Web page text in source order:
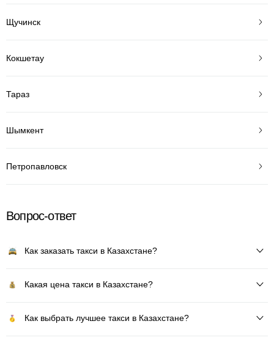
Щучинск
Кокшетау
Тараз
Шымкент
Петропавловск
Вопрос-ответ
Как заказать такси в Казахстане?
Какая цена такси в Казахстане?
Как выбрать лучшее такси в Казахстане?